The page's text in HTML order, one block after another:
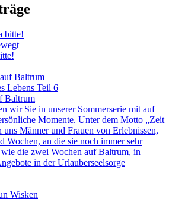
Lebens Teil 6
Baltrum
wir Sie in unserer Sommerserie mit auf
Momente. Unter dem Motto „Zeit
uns Männer und Frauen von Erlebnissen,
Wochen, an die sie noch immer sehr
die zwei Wochen auf Baltrum, in
in der Urlauberseelsorge